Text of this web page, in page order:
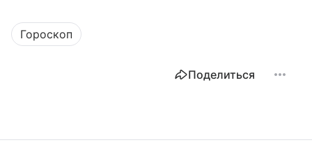
Гороскоп
Поделиться